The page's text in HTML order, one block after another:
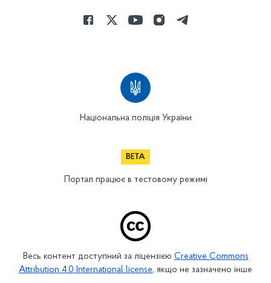
Національна поліція України
Портал працює в тестовому режимі
Весь контент доступний за ліцензією Creative Commons
Attribution 4.0 International license, якщо не зазначено інше